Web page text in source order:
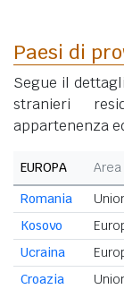
Paesi di
Segue il
stranieri
appartenenza
EUROPA Area
Romania
Kosovo
Ucraina
Croazia